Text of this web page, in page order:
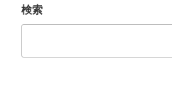
ン
検索